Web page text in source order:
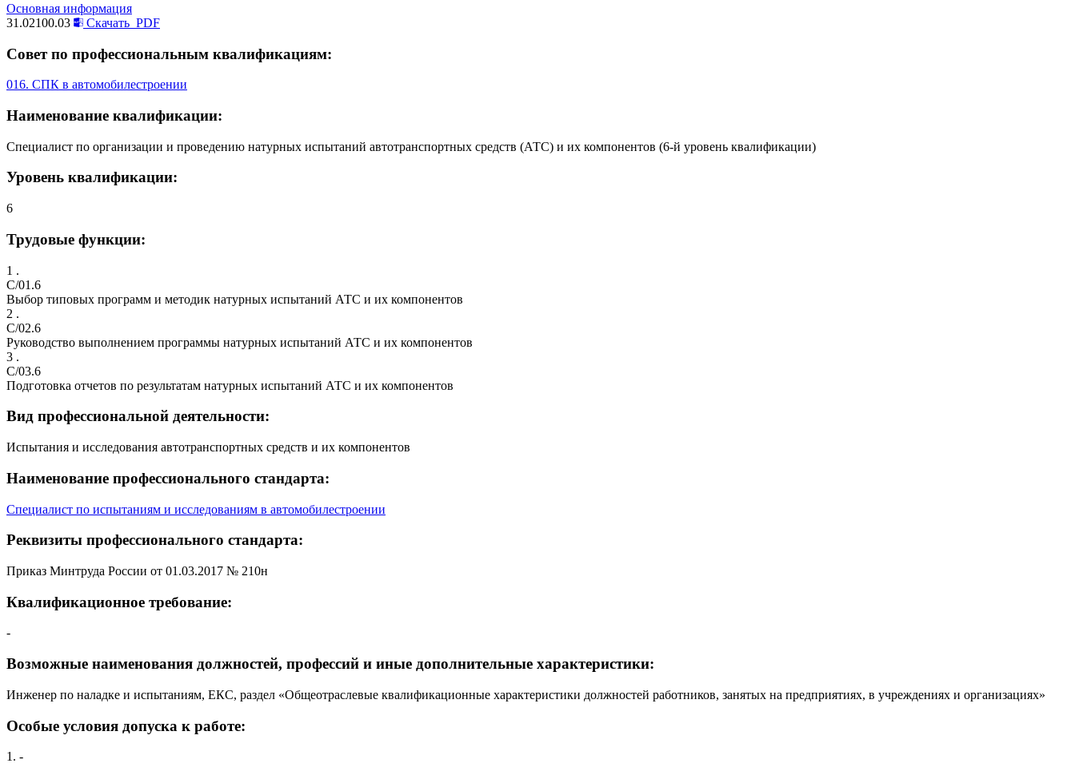
Основная информация
31.02100.03
Скачать PDF
Совет по профессиональным квалификациям:
016. СПК в автомобилестроении
Наименование квалификации:
Специалист по организации и проведению натурных испытаний автотранспортных средств (АТС) и их компонентов (6-й уровень квалификации)
Уровень квалификации:
6
Трудовые функции:
1 .
C/01.6
Выбор типовых программ и методик натурных испытаний АТС и их компонентов
2 .
C/02.6
Руководство выполнением программы натурных испытаний АТС и их компонентов
3 .
C/03.6
Подготовка отчетов по результатам натурных испытаний АТС и их компонентов
Вид профессиональной деятельности:
Испытания и исследования автотранспортных средств и их компонентов
Наименование профессионального стандарта:
Специалист по испытаниям и исследованиям в автомобилестроении
Реквизиты профессионального стандарта:
Приказ Минтруда России от 01.03.2017 № 210н
Квалификационное требование:
-
Возможные наименования должностей, профессий и иные дополнительные характеристики:
Инженер по наладке и испытаниям, ЕКС, раздел «Общеотраслевые квалификационные характеристики должностей работников, занятых на предприятиях, в учреждениях и организациях»
Особые условия допуска к работе:
1. -